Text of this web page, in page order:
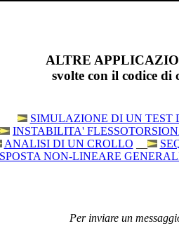
ALTRE
svolte con il codice di
SIMULAZIONE DI UN TEST
INSTABILITA'
ANALISI DI UN CROLLO
NON-LINEARE
Per inviare un